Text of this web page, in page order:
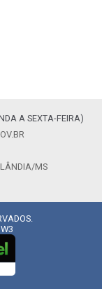
A SEXTA-FEIRA)
MS